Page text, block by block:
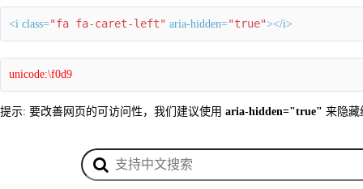
<i class="fa fa-caret-left" aria-hidden="true"></i>
unicode:\f0d9
提示: 要改善网页的可访问性，我们建议使用 aria-hidden="true" 来隐藏